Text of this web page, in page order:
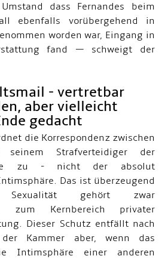
dass Fernandes beim
ebenfalls vorübergehend in
worden war, Eingang in
fand — schweigt der
- vertretbar
aber vielleicht
gedacht
die Korrespondenz zwischen
Strafverteidiger der
zu - nicht der absolut
Das ist überzeugend
Sexualität gehört zwar
zum Kernbereich privater
Dieser Schutz entfällt nach
der Kammer aber, wenn das
Intimsphäre einer anderen